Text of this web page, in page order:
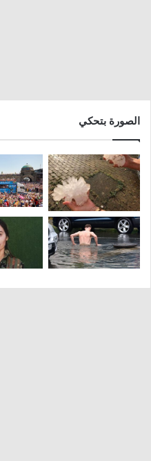
الصورة بتحكي